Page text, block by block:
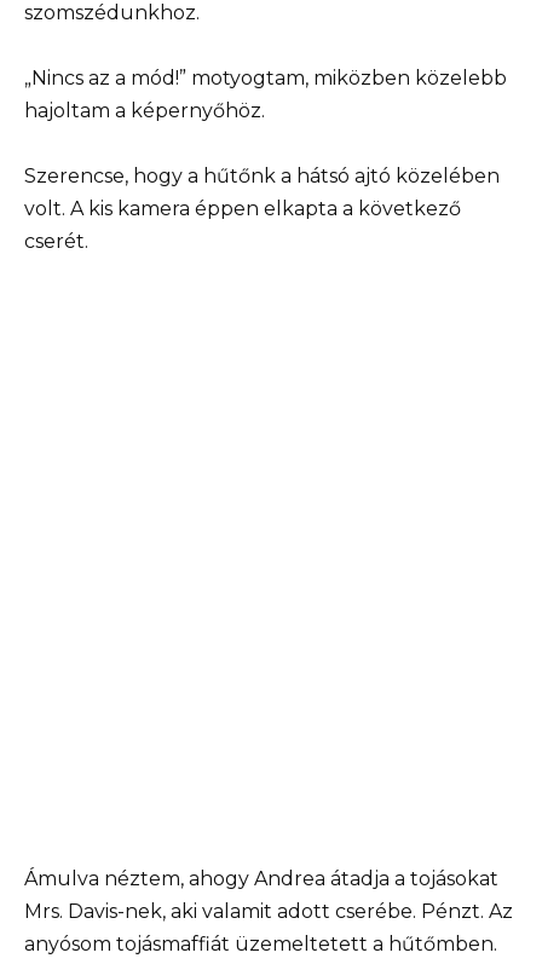
szomszédunkhoz.
„Nincs az a mód!” motyogtam, miközben közelebb
hajoltam a képernyőhöz.
Szerencse, hogy a hűtőnk a hátsó ajtó közelében
volt. A kis kamera éppen elkapta a következő
cserét.
Ámulva néztem, ahogy Andrea átadja a tojásokat
Mrs. Davis-nek, aki valamit adott cserébe. Pénzt. Az
anyósom tojásmaffiát üzemeltetett a hűtőmben.